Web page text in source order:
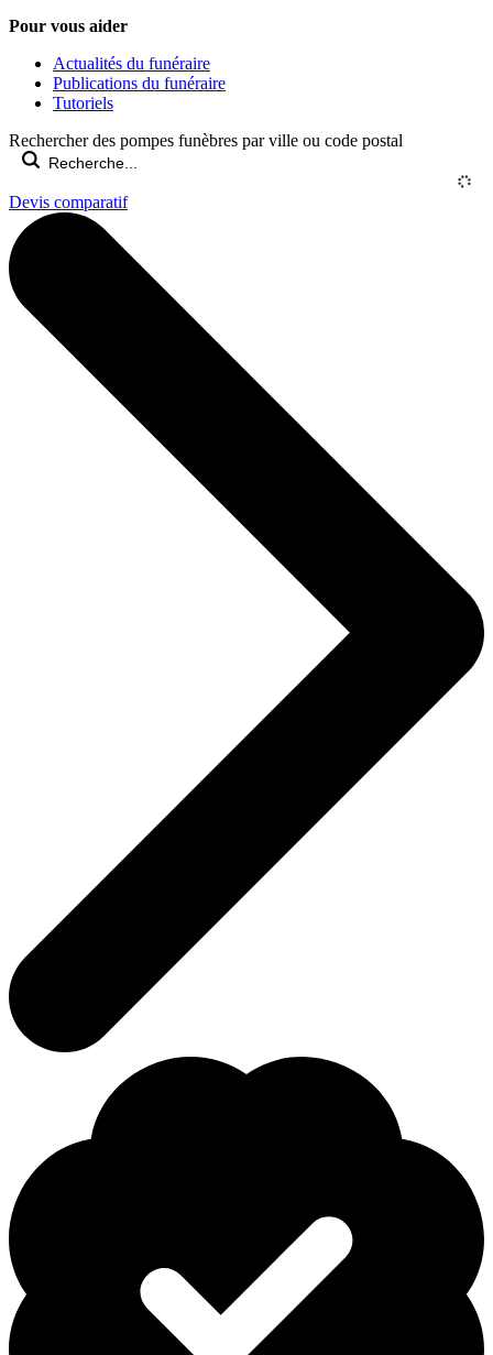
Pour vous aider
Actualités du funéraire
Publications du funéraire
Tutoriels
Rechercher des pompes funèbres par ville ou code postal
Devis comparatif